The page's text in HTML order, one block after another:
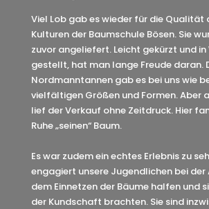
Viel Lob gab es wieder für die Qualität
Kulturen der Baumschule Bösen. Sie
zuvor angeliefert. Leicht gekürzt und in
gestellt, hat man lange Freude daran.
Nordmanntannen gab es bei uns wie
vielfältigen Größen und Formen. Aber
lief der Verkauf ohne Zeitdruck. Hier
Ruhe „seinen“ Baum.
Es war zudem ein echtes Erlebnis zu
engagiert unsere Jugendlichen bei der
dem Einnetzen der Bäume halfen und
der Kundschaft brachten. Sie sind